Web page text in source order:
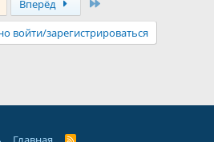
Вперёд
войти/зарегистрироваться
R